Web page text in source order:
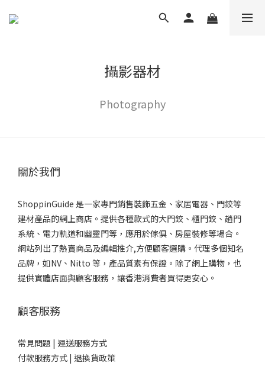
攝影器材
Photography
關於我們
ShoppinGuide 是一家專門銷售裝飾五金、家居電器、門鉸等
建材產品的網上商店。提供各種款式的大門鉸、櫃門鉸、趟門
系統、電力軌道和幽靈門等，應用於傢俱、房屋裝修等場合。
網站列出了熱賣商品及編輯推介,方便顧客選購。代理多個知名
品牌，如NV、Nitto 等，產品質素有保證。除了網上購物，也
提供實體店面與顧客服務，讓香港消費者買得更安心。
顧客服務
常見問題 | 運送服務方式
付款服務方式 | 退換貨政策